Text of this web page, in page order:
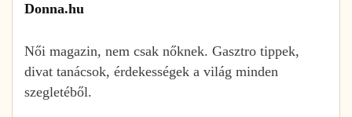
Donna.hu
Női magazin, nem csak nőknek. Gasztro tippek,
divat tanácsok, érdekességek a világ minden
szegletéből.